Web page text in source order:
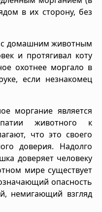
в их сторону, без
с домашним животным
и протягивал коту
охотнее моргало в
если незнакомец
моргание является
животного к
что это своего
доверия. Надолго
доверяет человеку
мире существует
опасность
немигающий взгляд